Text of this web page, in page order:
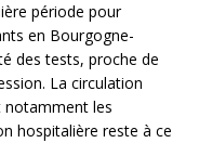
période pour
en Bourgogne-
des tests, proche de
La circulation
notamment les
hospitalière reste à ce